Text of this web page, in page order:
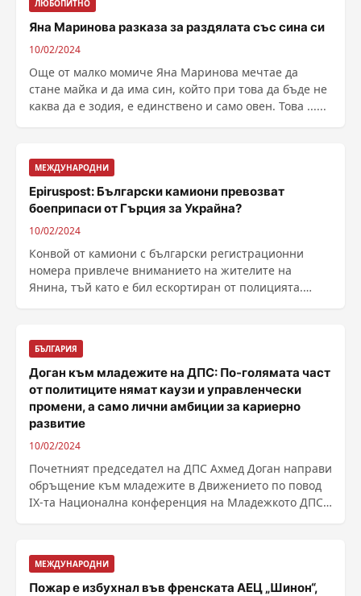
ЛЮБОПИТНО
Яна Маринова разказа за раздялата със сина си
10/02/2024
Още от малко момиче Яна Маринова мечтае да
стане майка и да има син, който при това да бъде не
каква да е зодия, е единствено и само овен. Това ......
МЕЖДУНАРОДНИ
Epiruspost: Български камиони превозват
боеприпаси от Гърция за Украйна?
10/02/2024
Конвой от камиони с български регистрационни
номера привлече вниманието на жителите на
Янина, тъй като е бил ескортиран от полицията.
БЪЛГАРИЯ
Доган към младежите на ДПС: По-голямата част
от политиците нямат каузи и управленчески
промени, а само лични амбиции за кариерно
развитие
10/02/2024
Почетният председател на ДПС Ахмед Доган направи
обръщение към младежите в Движението по повод
IX-та Национална конференция на Младежкото ДПС.
МЕЖДУНАРОДНИ
Пожар е избухнал във френската АЕЦ „Шинон“,